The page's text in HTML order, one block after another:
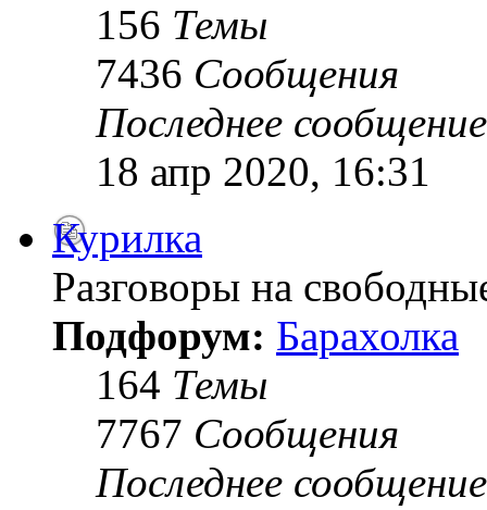
156 Темы
7436 Сообщения
Последнее сообщение
18 апр 2020, 16:31
Курилка
Разговоры на
Подфорум: Барахолка
164 Темы
7767 Сообщения
Последнее сообщение